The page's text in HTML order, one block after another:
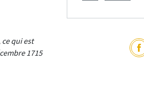
qui est
1715